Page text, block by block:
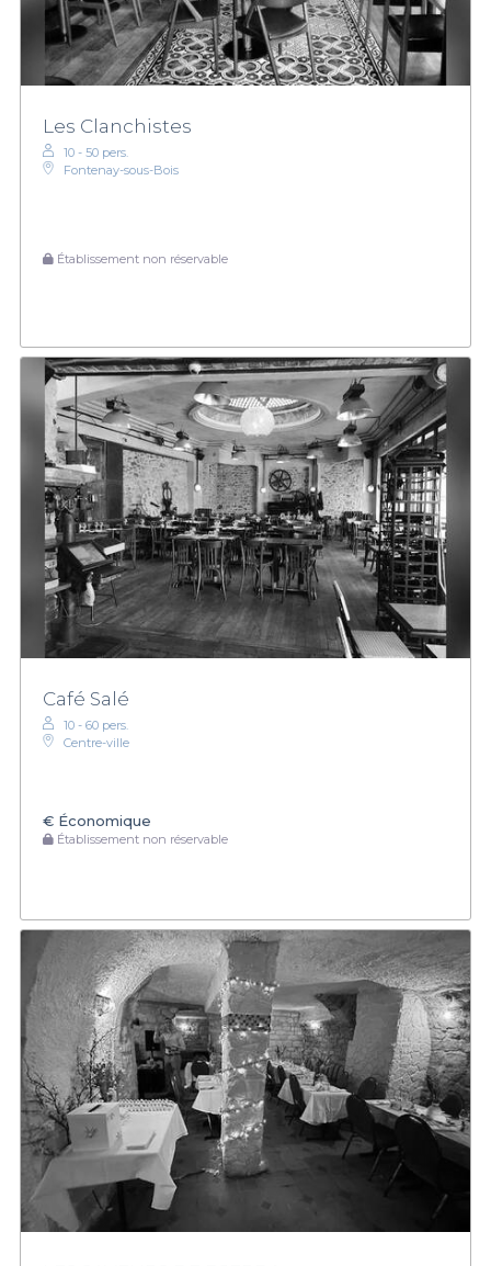
Les Clanchistes
10 - 50 pers.
Fontenay-sous-Bois
Établissement non réservable
Café Salé
10 - 60 pers.
Centre-ville
€ Économique
Établissement non réservable